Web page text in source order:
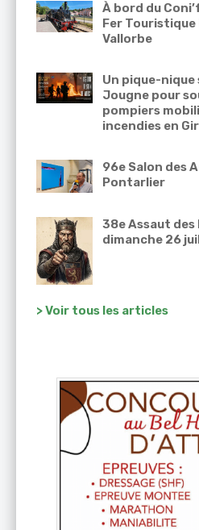
À bord du
Fer
Vallorbe
Un pique-nique
Jougne pour
pompiers
incendies en
96e Salon des
Pontarlier
38e Assaut des
dimanche 26
> Voir tous les articles